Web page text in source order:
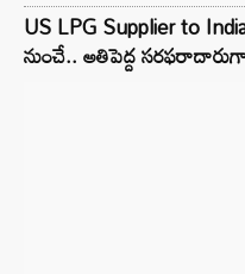
US LPG Supplier to
నుంచే.. అతిపెద్ద